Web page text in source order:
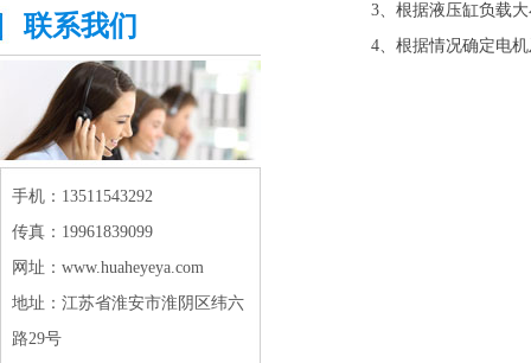
联系我们
手机：13511543292
传真：19961839099
网址：www.huaheyeya.com
地址：江苏省淮安市淮阴区纬六
路29号
3、根据液压缸负载大
4、根据情况确定电机